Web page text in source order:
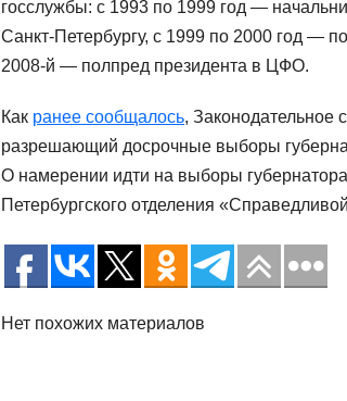
госслужбы: с 1993 по 1999 год —
Санкт-Петербургу, с 1999 по 2000 год —
2008-й — полпред президента в ЦФО.
Как ранее сообщалось, Законодательное
разрешающий досрочные выборы
О намерении идти на выборы губернатора
Петербургского отделения
Нет похожих материалов